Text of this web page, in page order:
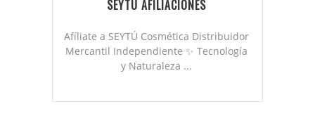
SEYTÚ AFILIACIONES
Afíliate a SEYTÚ Cosmética Distribuidor
Mercantil Independiente ✨ Tecnología
y Naturaleza ...